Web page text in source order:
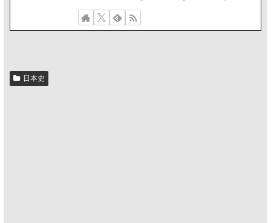
日本史